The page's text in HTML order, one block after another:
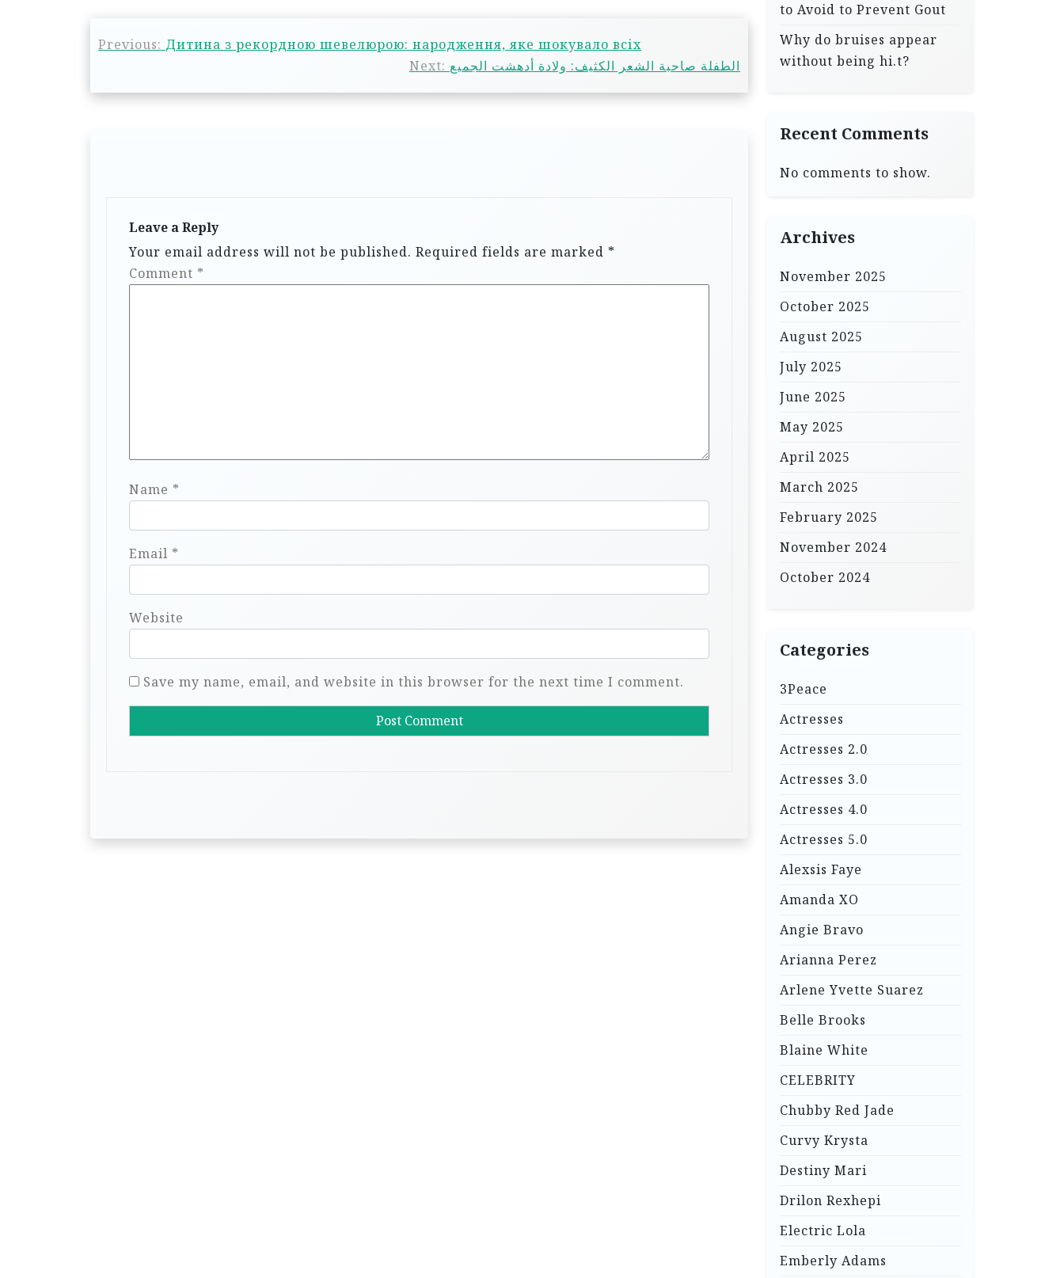
Previous: Дитина з рекордною шевелюрою: народження, яке шокувало всіх
Next: الطفلة صاحبة الشعر الكثيف: ولادة أدهشت الجميع
Leave a Reply
Your email address will not be published. Required fields are marked *
Comment *
Name *
Email *
Website
Save my name, email, and website in this browser for the next time I comment.
to Avoid to Prevent Gout
Why do bruises appear
without being hi.t?
Recent Comments
No comments to show.
Archives
November 2025
October 2025
August 2025
July 2025
June 2025
May 2025
April 2025
March 2025
February 2025
November 2024
October 2024
Categories
3Peace
Actresses
Actresses 2.0
Actresses 3.0
Actresses 4.0
Actresses 5.0
Alexsis Faye
Amanda XO
Angie Bravo
Arianna Perez
Arlene Yvette Suarez
Belle Brooks
Blaine White
CELEBRITY
Chubby Red Jade
Curvy Krysta
Destiny Mari
Drilon Rexhepi
Electric Lola
Emberly Adams